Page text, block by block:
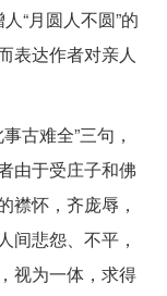
“月圆人不圆”的
表达作者对亲人
古难全”三句，
由于受庄子和佛
襟怀，齐庞辱，
间悲怨、不平，
视为一体，求得